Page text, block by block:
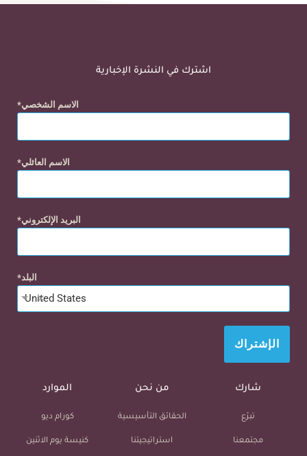
اشترك في النشرة الإخبارية
الاسم الشخصي
الاسم العائلي
البريد الإلكتروني
البلد
United States
×
الإشتراك
شارك
تبرّع
مجتمعنا
من نحن
الحقائق التأسيسية
استراتيجيتنا
الموارد
كورام ديو
كنيسة يوم الاثنين